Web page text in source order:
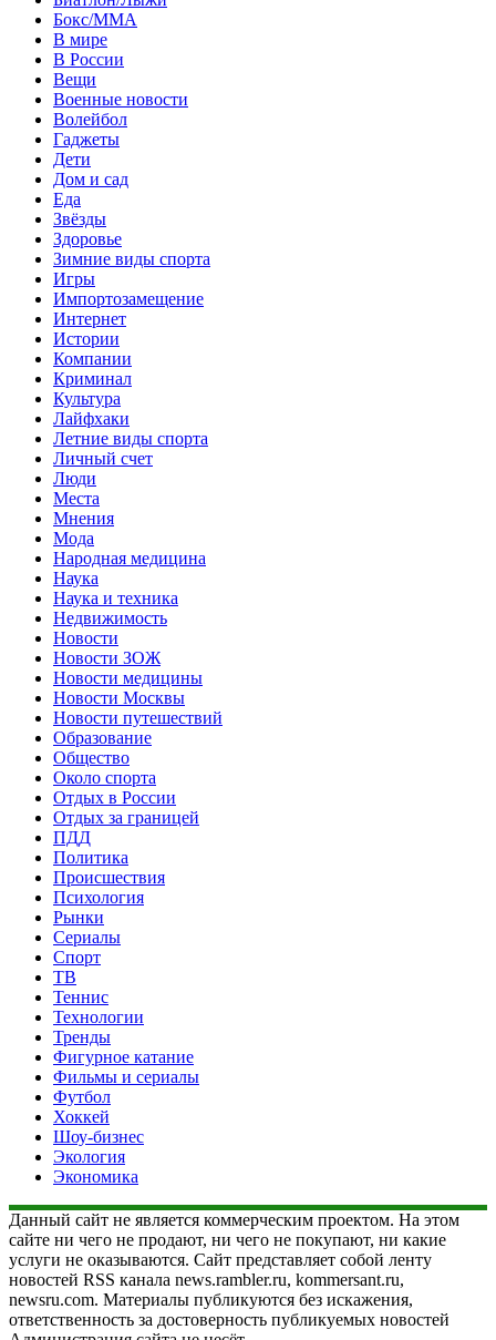
Бокс/MMA
В мире
В России
Вещи
Военные новости
Волейбол
Гаджеты
Дети
Дом и сад
Еда
Звёзды
Здоровье
Зимние виды спорта
Игры
Импортозамещение
Интернет
Истории
Компании
Криминал
Культура
Лайфхаки
Летние виды спорта
Личный счет
Люди
Места
Мнения
Мода
Народная медицина
Наука
Наука и техника
Недвижимость
Новости
Новости ЗОЖ
Новости медицины
Новости Москвы
Новости путешествий
Образование
Общество
Около спорта
Отдых в России
Отдых за границей
ПДД
Политика
Происшествия
Психология
Рынки
Сериалы
Спорт
ТВ
Теннис
Технологии
Тренды
Фигурное катание
Фильмы и сериалы
Футбол
Хоккей
Шоу-бизнес
Экология
Экономика
Данный сайт не является коммерческим проектом. На этом
сайте ни чего не продают, ни чего не покупают, ни какие
услуги не оказываются. Сайт представляет собой ленту
новостей RSS канала news.rambler.ru, kommersant.ru,
newsru.com. Материалы публикуются без искажения,
ответственность за достоверность публикуемых новостей